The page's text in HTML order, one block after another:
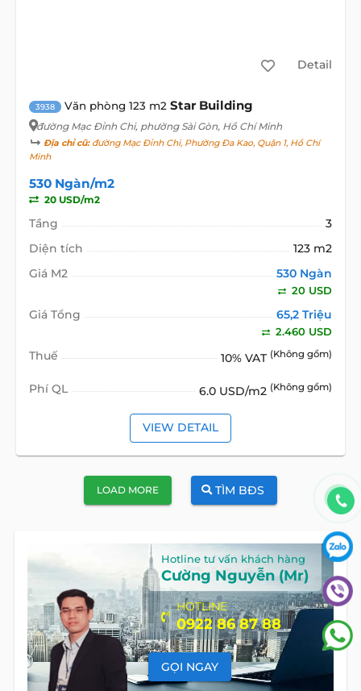
Detail
3938 Văn phòng 123 m2 Star Building
đường Mạc Đỉnh Chi, phường Sài Gòn, Hồ Chí Minh
Địa chỉ cũ:đường Mạc Đỉnh Chi, Phường Đa Kao, Quận 1, Hồ Chí
Minh
530 Ngàn/m2
20 USD/m2
Tầng
3
Diện tích
123 m2
Giá M2
530 Ngàn
20 USD
Giá Tổng 65,2 Triệu
2.460 USD
Thuế 10% VAT (Không gồm)
Phí QL 6.0 USD/m2 (Không gồm)
VIEW DETAIL
LOAD MORE TÌM BĐS
Hotline tư vấn khách hàng
Cường Nguyễn (Mr)
HOTLINE
0922 86 87 88
GỌI NGAY